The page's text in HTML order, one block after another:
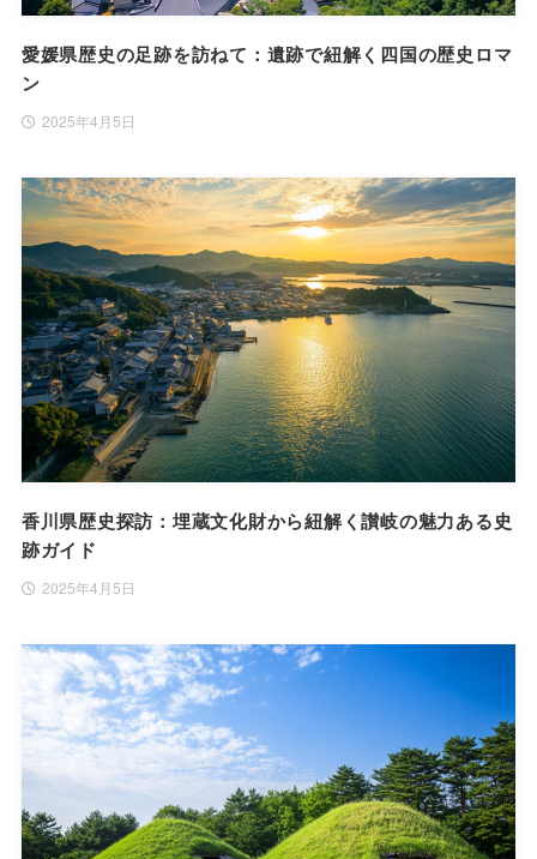
愛媛県歴史の足跡を訪ねて：遺跡で紐解く四国の歴史ロマ
ン
2025年4月5日
香川県歴史探訪：埋蔵文化財から紐解く讃岐の魅力ある史
跡ガイド
2025年4月5日